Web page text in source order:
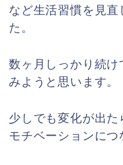
など生活習慣を見直
た。
数ヶ月しっかり続
みようと思います。
少しでも変化が出
モチベーションにつ